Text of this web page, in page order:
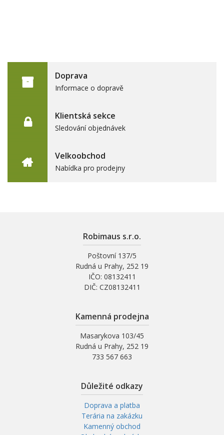
Doprava
Informace o dopravě
Klientská sekce
Sledování objednávek
Velkoobchod
Nabídka pro prodejny
Robimaus s.r.o.
Poštovní 137/5
Rudná u Prahy, 252 19
IČO: 08132411
DIČ: CZ08132411
Kamenná prodejna
Masarykova 103/45
Rudná u Prahy, 252 19
733 567 663
Důležité odkazy
Doprava a platba
Terária na zakázku
Kamenný obchod